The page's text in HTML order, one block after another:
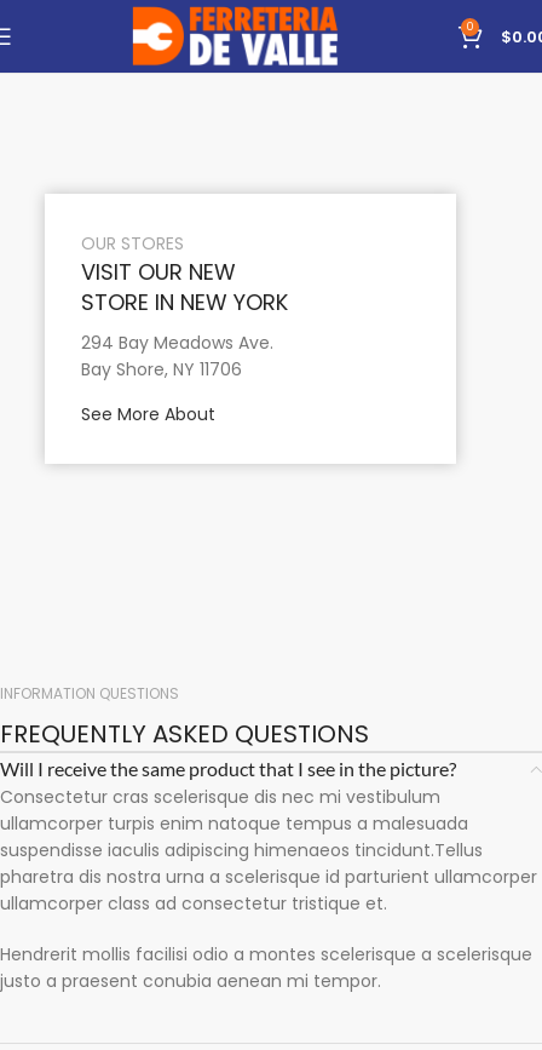
0 $
OUR STORES
VISIT OUR NEW
STORE IN NEW YORK
294 Bay Meadows Ave.
Bay Shore, NY 11706
See More About
INFORMATION QUESTIONS
FREQUENTLY ASKED QUESTIONS
Will I receive the same product that I see in the picture?
Consectetur cras scelerisque dis nec mi vestibulum
ullamcorper turpis enim natoque tempus a malesuada
suspendisse iaculis adipiscing himenaeos tincidunt.Tellus
pharetra dis nostra urna a scelerisque id parturient ullamcorper
ullamcorper class ad consectetur tristique et.
Hendrerit mollis facilisi odio a montes scelerisque a scelerisque
justo a praesent conubia aenean mi tempor.